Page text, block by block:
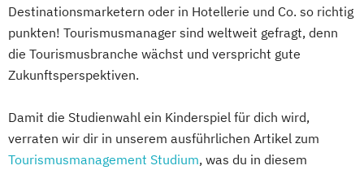
Destinationsmarketern oder in Hotellerie und Co. so richtig
punkten! Tourismusmanager sind weltweit gefragt, denn
die Tourismusbranche wächst und verspricht gute
Zukunftsperspektiven.
Damit die Studienwahl ein Kinderspiel für dich wird,
verraten wir dir in unserem ausführlichen Artikel zum
Tourismusmanagement Studium, was du in diesem